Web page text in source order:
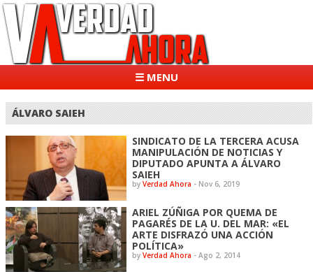
☰ MENU
ÁLVARO SAIEH
SINDICATO DE LA TERCERA ACUSA
MANIPULACIÓN DE NOTICIAS Y
DIPUTADO APUNTA A ÁLVARO
SAIEH
byVerdad Ahora - Nov 6, 2019
ARIEL ZÚÑIGA POR QUEMA DE
PAGARÉS DE LA U. DEL MAR: «EL
ARTE DISFRAZÓ UNA ACCIÓN
POLÍTICA»
byVerdad Ahora - Ago 2, 2014